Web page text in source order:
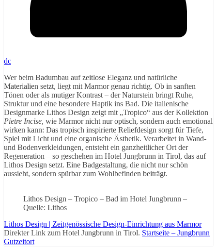
dc
Wer beim Badumbau auf zeitlose Eleganz und natürliche
Materialien setzt, liegt mit Marmor genau richtig. Ob in sanften
Tönen oder als mutiger Kontrast – der Naturstein bringt Ruhe,
Struktur und eine besondere Haptik ins Bad. Die italienische
Designmarke Lithos Design zeigt mit „Tropico“ aus der Kollektion
Pietre Incise, wie Marmor nicht nur optisch, sondern auch emotional
wirken kann: Das tropisch inspirierte Reliefdesign sorgt für Tiefe,
Spiel mit Licht und eine organische Ästhetik. Verarbeitet in Wand-
und Bodenverkleidungen, entsteht ein ganzheitlicher Ort der
Regeneration – so geschehen im Hotel Jungbrunn in Tirol, das auf
Lithos Design setzt. Eine Badgestaltung, die nicht nur schön
aussieht, sondern spürbar zum Wohlbefinden beiträgt.
Lithos Design – Tropico – Bad im Hotel Jungbrunn –
Quelle: Lithos
Lithos Design | Zeitgenössische Design-Einrichtung aus Marmor
Direkter Link zum Hotel Jungbrunn in Tirol. Startseite – Jungbrunn
Gutzeitort